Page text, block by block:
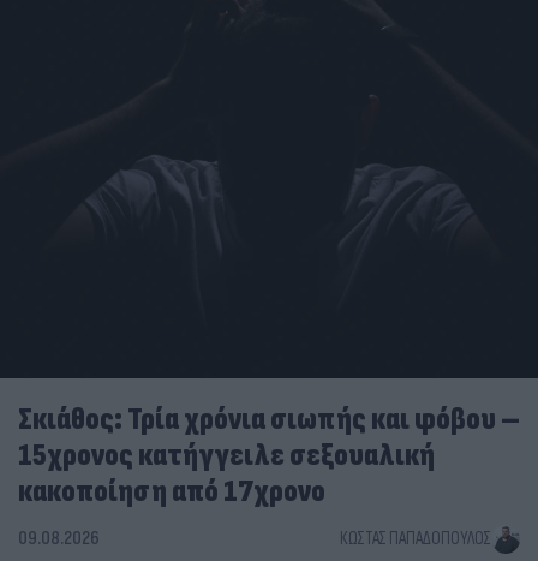
Σκιάθος: Τρία χρόνια σιωπής και φόβου –
15χρονος κατήγγειλε σεξουαλική
κακοποίηση από 17χρονο
09.08.2026 ΚΏΣΤΑΣ ΠΑΠΑΔΌΠΟΥΛΟΣ